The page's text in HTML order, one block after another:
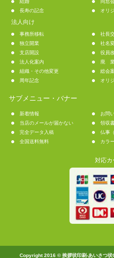
長寿の記念
オリ
法人向け
事務所移転
社長
独立開業
社名
支店開設
役員
法人化案内
廃
組織・その他変更
総会
周年記念
オリ
サブメニュー・バナー
新着情報
お問
当店のメールが届かない
領収
完全データ入稿
仏事
全国送料無料
カラ
対応カ
Copyright 2016 © 挨拶状印刷-あいさつ